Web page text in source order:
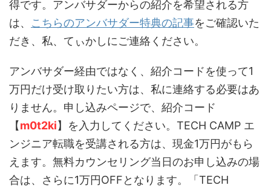
得です。アンバサダーからの紹介を希望される方
は、 こちらのアンバサダー特典の記事をご確認いた
だき、私、てぃかしにご連絡ください。
アンバサダー経由ではなく、紹介コードを使って1
万円だけ受け取りたい方は、私に連絡する必要はあ
りません。申し込みページで、紹介コード
【m0t2ki】を入力してください。TECH CAMP エ
ンジニア転職を受講される方は、現金1万円がもら
えます。無料カウンセリング当日のお申し込みの場
合は、さらに1万円OFFとなります。「TECH